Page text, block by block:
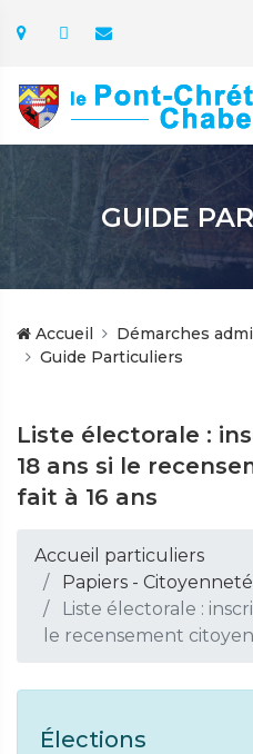
GUIDE
Accueil
Démarches
Guide Particuliers
Liste électorale :
18 ans si le
fait à 16 ans
Accueil particuliers
Papiers -
Liste électorale :
le recensement
Élections